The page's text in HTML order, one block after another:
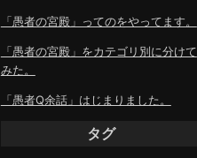
「愚者の宮殿」ってのをやってます。
「愚者の宮殿」をカテゴリ別に分けて
みた。
「愚者Q余話」はじまりました。
タグ